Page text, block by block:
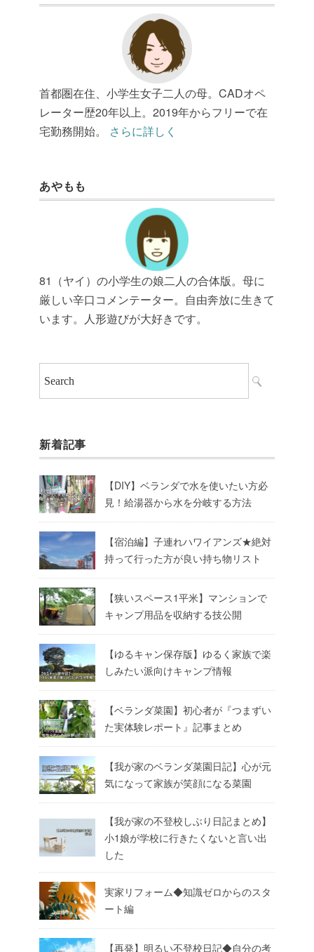
首都圏在住、小学生女子二人の母。CADオペ
レーター歴20年以上。2019年からフリーで在
宅勤務開始。 さらに詳しく
あやもも
81（ヤイ）の小学生の娘二人の合体版。母に
厳しい辛口コメンテーター。自由奔放に生きて
います。人形遊びが大好きです。
新着記事
【DIY】ベランダで水を使いたい方必
見！給湯器から水を分岐する方法
【宿泊編】子連れハワイアンズ★絶対
持って行った方が良い持ち物リスト
【狭いスペース1平米】マンションで
キャンプ用品を収納する技公開
【ゆるキャン保存版】ゆるく家族で楽
しみたい派向けキャンプ情報
【ベランダ菜園】初心者が『つまずい
た実体験レポート』記事まとめ
【我が家のベランダ菜園日記】心が元
気になって家族が笑顔になる菜園
【我が家の不登校しぶり日記まとめ】
小1娘が学校に行きたくないと言い出
した
実家リフォーム◆知識ゼロからのスタ
ート編
【再発】明るい不登校日記◆自分の考